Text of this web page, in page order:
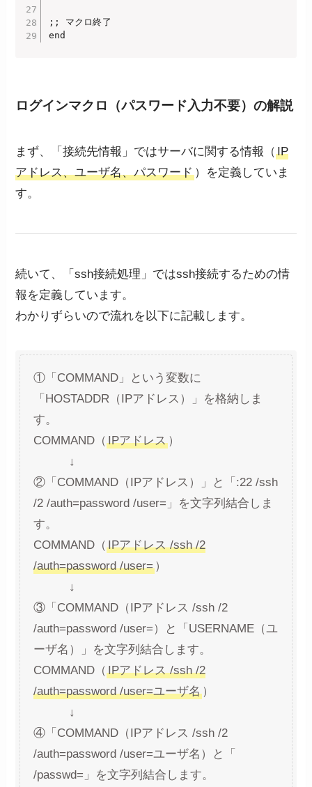
;; マクロ終了
end
ログインマクロ（パスワード入力不要）の解説
まず、「接続先情報」ではサーバに関する情報（IP
アドレス、ユーザ名、パスワード）を定義していま
す。
続いて、「ssh接続処理」ではssh接続するための情
報を定義しています。
わかりずらいので流れを以下に記載します。
①「COMMAND」という変数に
「HOSTADDR（IPアドレス）」を格納しま
す。
COMMAND（ IPアドレス）
↓
②「COMMAND（IPアドレス）」と「:22 /ssh
/2 /auth=password /user=」を文字列結合しま
す。
COMMAND（ IPアドレス /ssh /2
/auth=password /user=）
↓
③「COMMAND（IPアドレス /ssh /2
/auth=password /user=）と「USERNAME（ユ
ーザ名）」を文字列結合します。
COMMAND（ IPアドレス /ssh /2
/auth=password /user=ユーザ名）
↓
④「COMMAND（IPアドレス /ssh /2
/auth=password /user=ユーザ名）と「
/passwd=」を文字列結合します。